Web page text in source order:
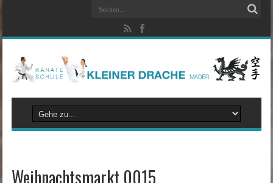
Weihnachtsmarkt 0015